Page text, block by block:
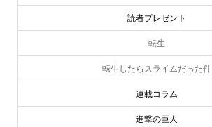
読者プレゼント
転生
転生したらスライムだった件
連載コラム
進撃の巨人